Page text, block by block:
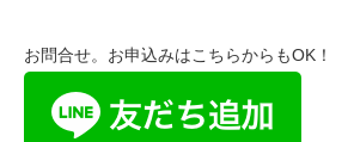
お問合せ。お申込みはこちらからもOK！